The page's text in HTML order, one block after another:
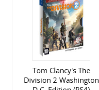
Tom Clancy's The
Division 2 Washington